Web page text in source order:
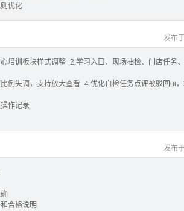
优化
发布
培训板块样式调整 2.学习入口、现场抽检、门店任务
例失调，支持放大查看 4.优化自检任务点评被驳回ui
作记录
发布
合格说明